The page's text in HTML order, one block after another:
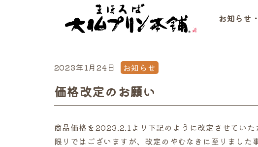
お知らせ
2023年1月24日 お知らせ
価格改定のお願い
商品価格を2023.2.1より下記のように改定させてい
限りではございますが、改定のやむなきに至りました